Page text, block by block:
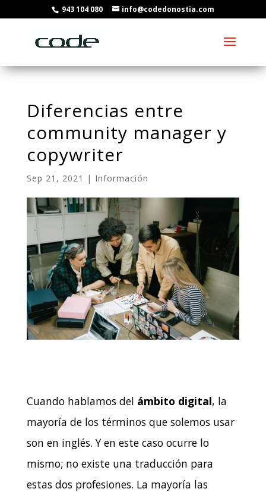
943 104 080 info@codedonostia.com
Diferencias entre
community manager y
copywriter
Sep 21, 2021 | Información
Cuando hablamos del ámbito digital, la
mayoría de los términos que solemos usar
son en inglés. Y en este caso ocurre lo
mismo; no existe una traducción para
estas dos profesiones. La mayoría las